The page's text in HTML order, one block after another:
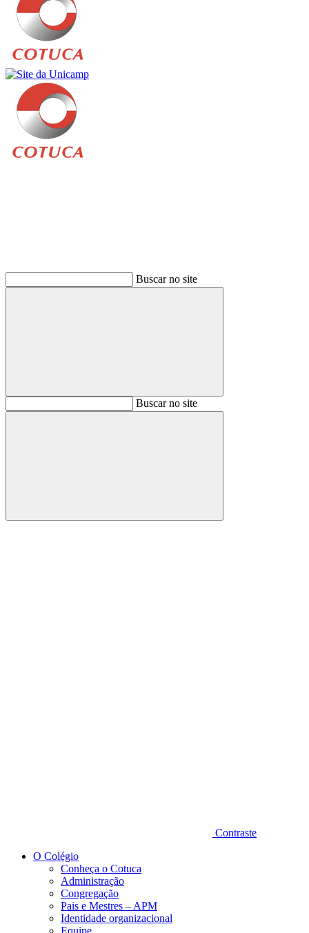
Buscar no site
BuscarBuscar no site
Buscar
Contraste
O Colégio
Conheça o Cotuca
Administração
Congregação
Pais e Mestres – APM
Identidade organizacional
Equipe